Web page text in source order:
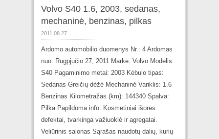
Volvo S40 1.6, 2003, sedanas,
mechaninė, benzinas, pilkas
2011.08.27
Ardomo automobilio duomenys Nr.: 4 Ardomas
nuo: Rugpjūčio 27, 2011 Markė: Volvo Modelis:
S40 Pagaminimo metai: 2003 Kėbulo tipas:
Sedanas Greičių dėžė Mechaninė Variklis: 1.6
Benzinas Kilometražas (km): 144340 Spalva:
Pilka Papildoma info: Kosmetiniai išorės
defektai, tvarkinga važiuoklė ir agregatai.
Veliūrinis salonas Sąrašas naudotų dalių, kurių